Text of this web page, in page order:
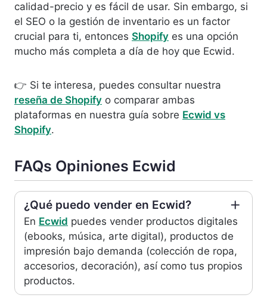
calidad-precio y es fácil de usar. Sin embargo, si
el SEO o la gestión de inventario es un factor
crucial para ti, entonces Shopify es una opción
mucho más completa a día de hoy que Ecwid.
👉 Si te interesa, puedes consultar nuestra
reseña de Shopify o comparar ambas
plataformas en nuestra guía sobre Ecwid vs
Shopify.
FAQs Opiniones Ecwid
¿Qué puedo vender en Ecwid?
En Ecwid puedes vender productos digitales
(ebooks, música, arte digital), productos de
impresión bajo demanda (colección de ropa,
accesorios, decoración), así como tus propios
productos.